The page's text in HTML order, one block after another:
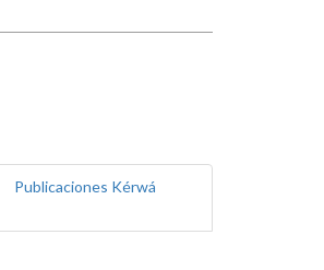
Publicaciones Kérwá